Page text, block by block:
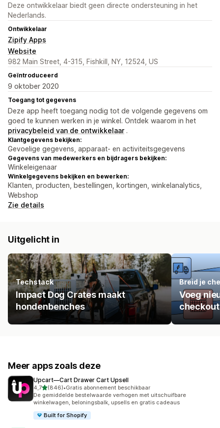
Deze ontwikkelaar biedt geen directe ondersteuning in het
Nederlands.
Ontwikkelaar
Zipify Apps
Website
982 Main Street, 4-315, Fishkill, NY, 12524, US
Geïntroduceerd
9 oktober 2020
Toegang tot gegevens
Deze app heeft toegang nodig tot de volgende gegevens om
goed te kunnen werken in je winkel. Ontdek waarom in het
privacybeleid van de ontwikkelaar .
Klantgegevens bekijken:
Gevoelige gegevens, apparaat- en activiteitsgegevens
Gegevens van medewerkers en bijdragers bekijken:
Winkeleigenaar
Winkelgegevens bekijken en bewerken:
Klanten, producten, bestellingen, kortingen, winkelanalytics,
Webshop
Zie details
Uitgelicht in
Techstack
Impact Dog Crates maakt
hondenbenches
Breid je
Voeg
Meer apps zoals deze
Upcart—Cart Drawer Cart Upsell
4,7van 5 sterren
(846)
846 recensies in totaal
•Gratis abonnement beschikbaar
De gemiddelde bestelwaarde verhogen met uitschuifbare
winkelwagen, beloningsbalk, upsells en gratis cadeaus
Built for Shopify